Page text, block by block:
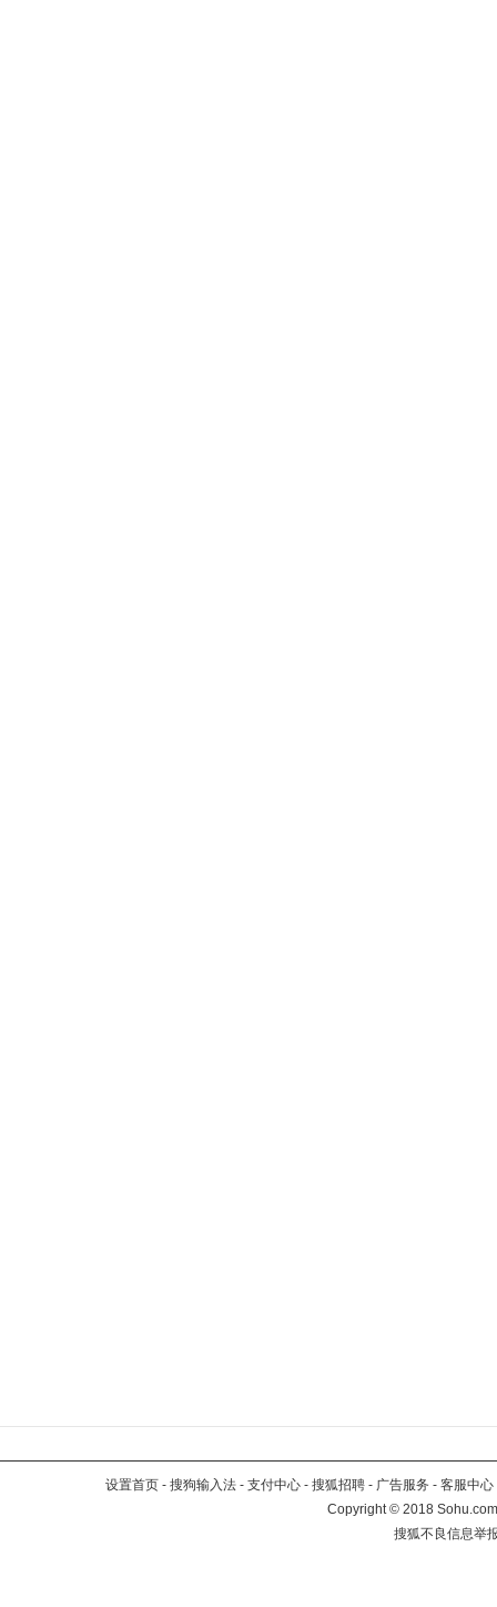
设置首页 - 搜狗输入法 - 支付中心 - 搜狐招聘 - 广告服务 - 客服中心
Copyright©2018
搜狐不良信息举